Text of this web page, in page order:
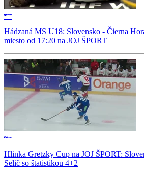
Hádzaná MS U18: Slovensko - Čierna
miesto od 17:20 na JOJ ŠPORT
Hlinka Gretzky Cup na JOJ ŠPORT:
Selič so štatistikou 4+2